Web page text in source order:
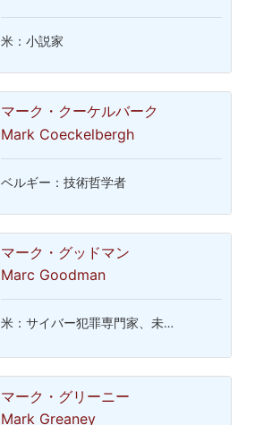
米：小説家
マーク・クーケルバーク
Mark Coeckelbergh
ベルギー：技術哲学者
マーク・グッドマン
Marc Goodman
米：サイバー犯罪専門家、未…
マーク・グリーニー
Mark Greaney